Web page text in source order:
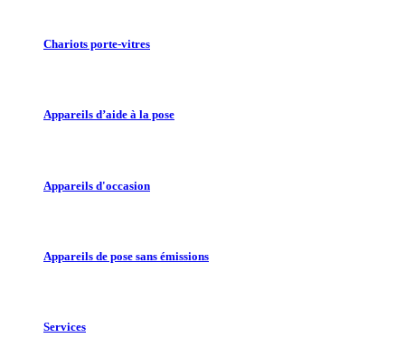
Chariots porte-vitres
Appareils d’aide à la pose
Appareils d'occasion
Appareils de pose sans émissions
Services